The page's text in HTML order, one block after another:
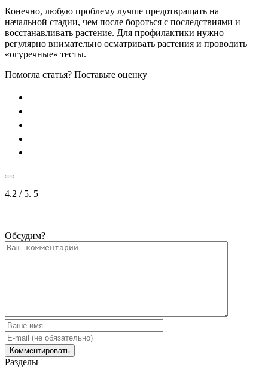
Конечно, любую проблему лучше предотвращать на
начальной стадии, чем после бороться с последствиями и
восстанавливать растение. Для профилактики нужно
регулярно внимательно осматривать растения и проводить
«огуречные» тесты.
Помогла статья? Поставьте оценку
4.2 / 5. 5
Обсудим?
Разделы